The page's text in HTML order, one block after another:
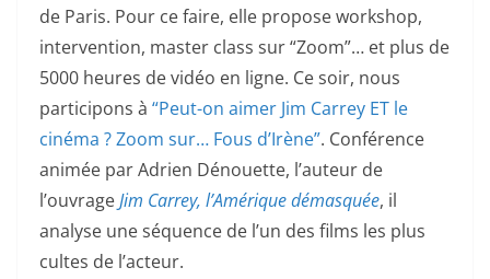
de Paris. Pour ce faire, elle propose workshop,
intervention, master class sur “Zoom”… et plus de
5000 heures de vidéo en ligne. Ce soir, nous
participons à “Peut-on aimer Jim Carrey ET le
cinéma ? Zoom sur… Fous d’Irène”. Conférence
animée par Adrien Dénouette, l’auteur de
l’ouvrageJim Carrey, l’Amérique démasquée, il
analyse une séquence de l’un des films les plus
cultes de l’acteur.